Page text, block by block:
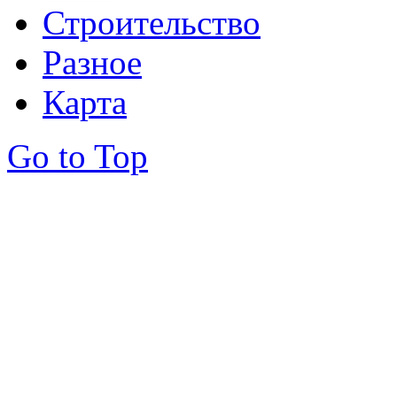
Строительство
Разное
Карта
Go to Top